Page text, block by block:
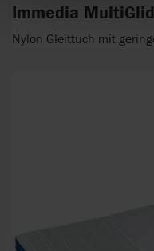
Immedia
Nylon Gleittuch mit